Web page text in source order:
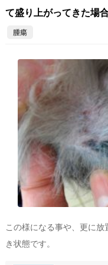
て盛り上がってきた場
腫瘍
この様になる事や、更に
き状態です。